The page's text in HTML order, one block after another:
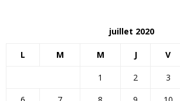
juillet 2020
L M M J V
1 2 3